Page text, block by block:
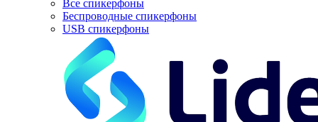
Все спикерфоны
Беспроводные спикерфоны
USB спикерфоны